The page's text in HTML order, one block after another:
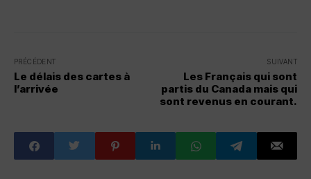
PRÉCÉDENT
Le délais des cartes à
l’arrivée
SUIVANT
Les Français qui sont
partis du Canada mais qui
sont revenus en courant.